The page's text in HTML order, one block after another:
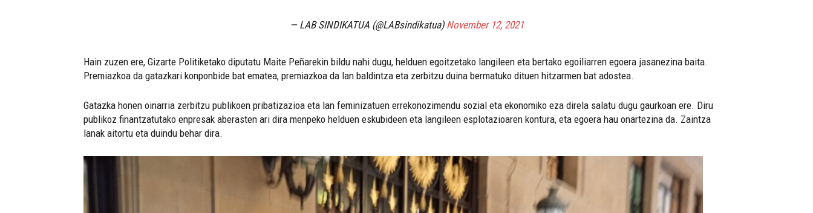
— LAB SINDIKATUA (@LABsindikatua) November 12, 2021
Hain zuzen ere, Gizarte Politiketako diputatu Maite Peñarekin bildu nahi dugu, helduen egoitzetako langileen eta bertako egoiliarren egoera jasanezina baita.
Premiazkoa da gatazkari konponbide bat ematea, premiazkoa da lan baldintza eta zerbitzu duina bermatuko dituen hitzarmen bat adostea.
Gatazka honen oinarria zerbitzu publikoen pribatizazioa eta lan feminizatuen errekonozimendu sozial eta ekonomiko eza direla salatu dugu gaurkoan ere. Diru
publikoz finantzatutako enpresak aberasten ari dira menpeko helduen eskubideen eta langileen esplotazioaren kontura, eta egoera hau onartezina da. Zaintza
lanak aitortu eta duindu behar dira.